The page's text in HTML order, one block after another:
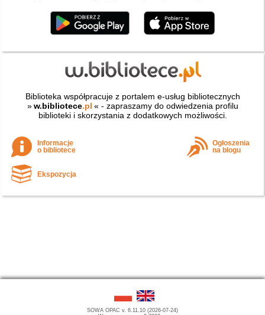
Biblioteka współpracuje z portalem e-usług bibliotecznych
» w.bibliotece.pl « - zapraszamy do odwiedzenia profilu
biblioteki i skorzystania z dodatkowych możliwości.
Informacje
o bibliotece
Ogłoszenia
na blogu
Ekspozycja
SOWA OPAC v. 6.11.10 (2026-07-24)